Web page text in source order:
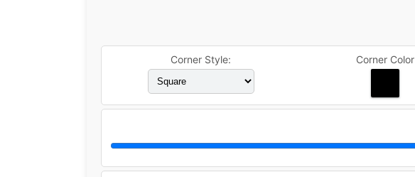
Corner Style: Corner Color